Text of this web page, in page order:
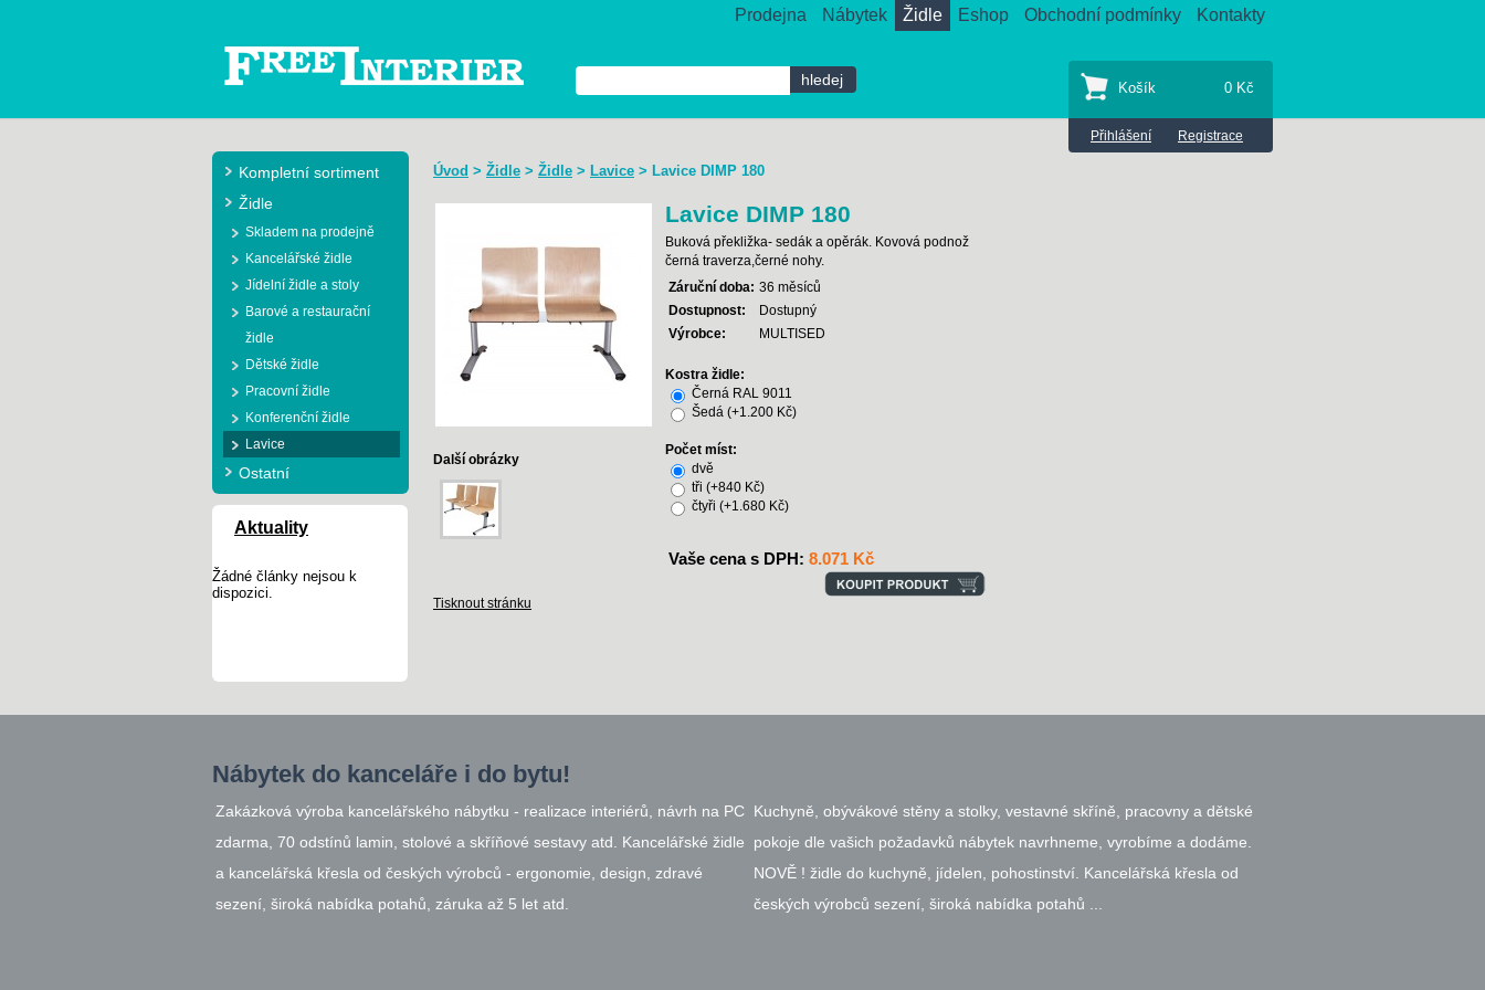
Prodejna Nábytek Židle Eshop Obchodní podmínky Kontakty
Košík 0 Kč
Přihlášení Registrace
Kompletní sortiment
Židle
Skladem na prodejně
Kancelářské židle
Jídelní židle a stoly
Barové a restaurační
židle
Dětské židle
Pracovní židle
Konferenční židle
Lavice
Ostatní
Aktuality
Žádné články nejsou k
dispozici.
Úvod > Židle > Židle > Lavice > Lavice DIMP 180
Další obrázky
Lavice DIMP 180
Buková překližka- sedák a opěrák. Kovová podnož
černá traverza,černé nohy.
Záruční doba: 36 měsíců
Dostupnost:
Dostupný
Výrobce:
MULTISED
Kostra židle:
Černá RAL 9011
Šedá (+1.200 Kč)
Počet míst:
dvě
tři (+840 Kč)
čtyři (+1.680 Kč)
Vaše cena s DPH: 8.071 Kč
Tisknout stránku
Nábytek do kanceláře i do bytu!
Zakázková výroba kancelářského nábytku - realizace interiérů, návrh na PC
zdarma, 70 odstínů lamin, stolové a skříňové sestavy atd. Kancelářské židle
a kancelářská křesla od českých výrobců - ergonomie, design, zdravé
sezení, široká nabídka potahů, záruka až 5 let atd.
Kuchyně, obývákové stěny a stolky, vestavné skříně, pracovny a dětské
pokoje dle vašich požadavků nábytek navrhneme, vyrobíme a dodáme.
NOVĚ ! židle do kuchyně, jídelen, pohostinství. Kancelářská křesla od
českých výrobců sezení, široká nabídka potahů ...